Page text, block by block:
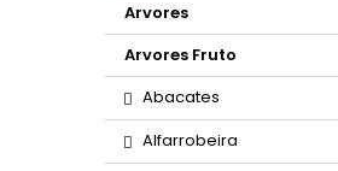
Arvores
Arvores Fruto
Abacates
Alfarrobeira